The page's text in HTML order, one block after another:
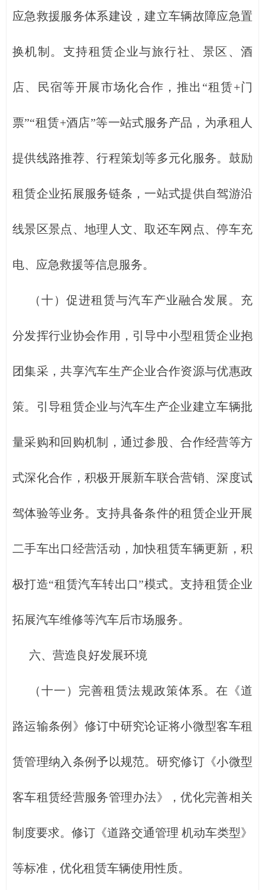
应急救援服务体系建设，建立车辆故障应急置
换机制。支持租赁企业与旅行社、景区、酒
店、民宿等开展市场化合作，推出“租赁+门
票”“租赁+酒店”等一站式服务产品，为承租人
提供线路推荐、行程策划等多元化服务。鼓励
租赁企业拓展服务链条，一站式提供自驾游沿
线景区景点、地理人文、取还车网点、停车充
电、应急救援等信息服务。
（十）促进租赁与汽车产业融合发展。充
分发挥行业协会作用，引导中小型租赁企业抱
团集采，共享汽车生产企业合作资源与优惠政
策。引导租赁企业与汽车生产企业建立车辆批
量采购和回购机制，通过参股、合作经营等方
式深化合作，积极开展新车联合营销、深度试
驾体验等业务。支持具备条件的租赁企业开展
二手车出口经营活动，加快租赁车辆更新，积
极打造“租赁汽车转出口”模式。支持租赁企业
拓展汽车维修等汽车后市场服务。
六、营造良好发展环境
（十一）完善租赁法规政策体系。在《道
路运输条例》修订中研究论证将小微型客车租
赁管理纳入条例予以规范。研究修订《小微型
客车租赁经营服务管理办法》，优化完善相关
制度要求。修订《道路交通管理 机动车类型》
等标准，优化租赁车辆使用性质。